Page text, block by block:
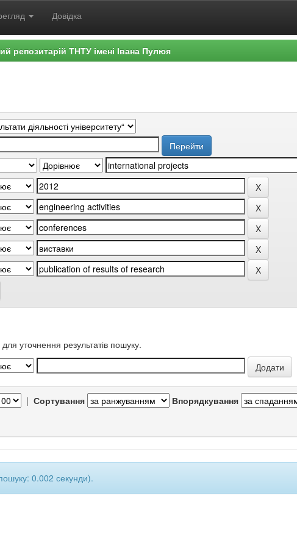
Довідка
репозитарій ТНТУ імені Івана Пулюя
уточнення результатів пошуку.
| Сортування Впорядкування
0.002 секунди).